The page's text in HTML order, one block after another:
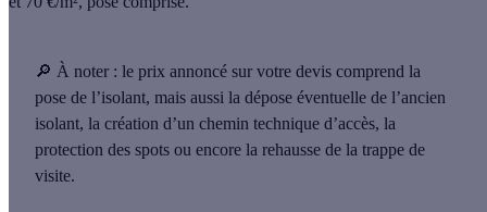
🔎 À noter : le prix annoncé sur votre devis comprend la
pose de l’isolant, mais aussi la dépose éventuelle de l’ancien
isolant, la création d’un chemin technique d’accès, la
protection des spots ou encore la rehausse de la trappe de
visite.